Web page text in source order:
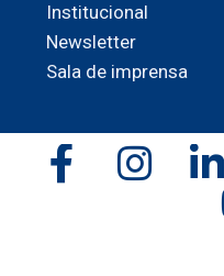
Institucional
Newsletter
Sala de imprensa